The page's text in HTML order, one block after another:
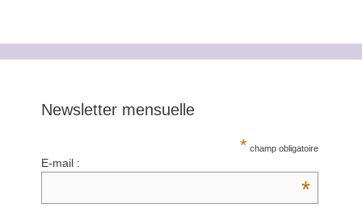
Newsletter mensuelle
* champ obligatoire
E-mail :
*